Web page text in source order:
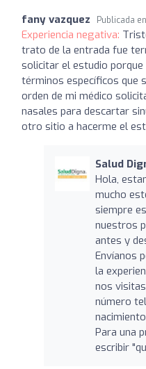
fany vazquez Publicada en
Experiencia negativa:
trato de la entrada fue
solicitar el estudio porque
términos específicos que
orden de mi médico
nasales para descartar
otro sitio a hacerme el
Salud
Hola,
mucho
siempre
nuestros
antes y
Envíanos
la
nos
número
Para una
escribir